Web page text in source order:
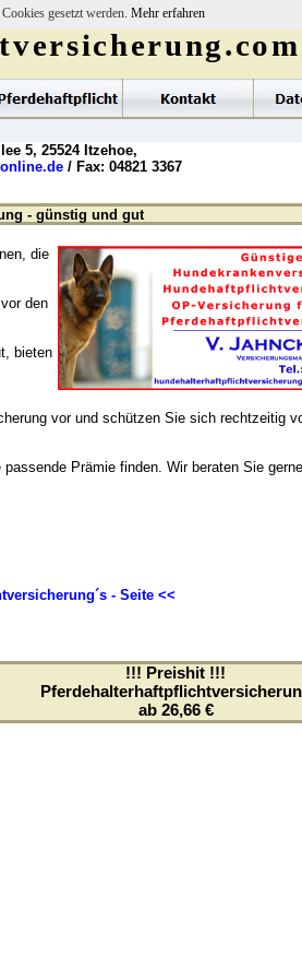
gesetzt werden. Mehr erfahren
- günstig und gut
die
den
bieten
vor und schützen Sie sich rechtzeitig
Prämie finden. Wir beraten Sie
- Seite <<
!!! Preishit !!!
ab 26,66 €
5, 25524 Itzehoe,
/ Fax: 04821 3367